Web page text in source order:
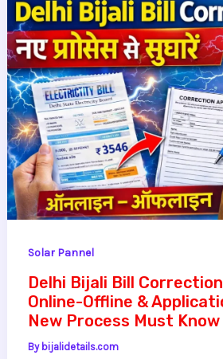
Solar Pannel
Delhi Bijali Bill
Online-Offline &
New Process Must Know
By bijalidetails.com